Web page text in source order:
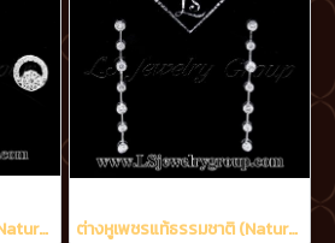
ต่างหูเพชรแท้ธรรมชาติ (Natural Diamonds) 0.48 Ct. ต่างหูเพชรแท้ธรรมชาติ (Natural Diamonds) 1.20 Ct.